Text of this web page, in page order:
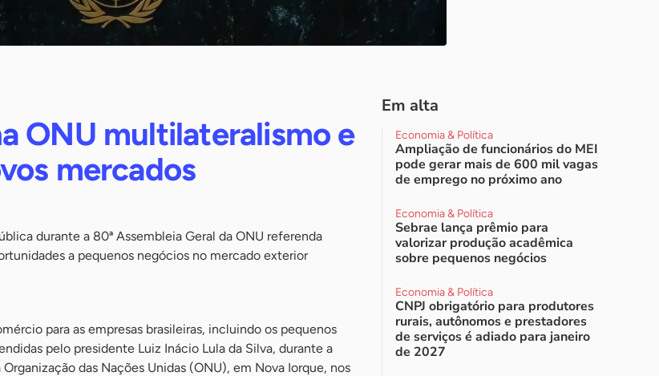
ONU multilateralismo e
mercados
durante a 80ª Assembleia Geral da ONU referenda
a pequenos negócios no mercado exterior
para as empresas brasileiras, incluindo os pequenos
pelo presidente Luiz Inácio Lula da Silva, durante a
das Nações Unidas (ONU), em Nova Iorque, nos
Em alta
Economia & Política
Ampliação de funcionários do MEI
pode gerar mais de 600 mil vagas
de emprego no próximo ano
Economia & Política
Sebrae lança prêmio para
valorizar produção acadêmica
sobre pequenos negócios
Economia & Política
CNPJ obrigatório para produtores
rurais, autônomos e prestadores
de serviços é adiado para janeiro
de 2027